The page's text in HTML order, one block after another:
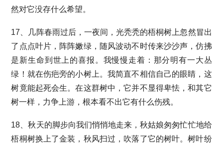
然对它没存什么希望。
17、几阵春雨过后，一夜间，光秃秃的梧桐树上忽然冒出
了点点叶片，阵阵嫩绿，随风波动不时传来沙沙声，仿拂
是新生命到世上的喜报。我慢慢走着：那分明有一大丛
绿！就在伤疤旁的小树上。我简直不相信自己的眼睛，这
树竟能起死会生。在这群树中，它并不显得卑怯，和其它
树一样，力争上游，根本看不出它有什么伤残。
18、秋天的脚步向我们悄悄地走来，秋姑娘匆匆忙忙地给
梧桐树换上了金装，秋风扫过，吹落了它的树叶。树叶纷